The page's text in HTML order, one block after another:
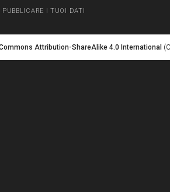
I TUOI DATI
Attribution-ShareAlike 4.0 International